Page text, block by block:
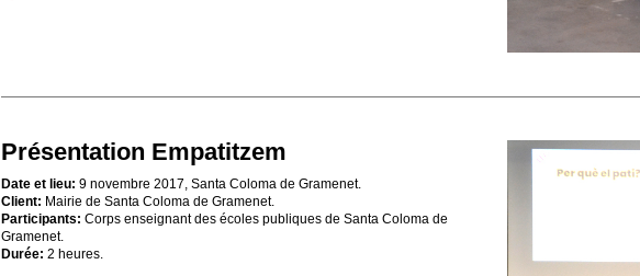
Présentation Empatitzem
Date et lieu: 9 novembre 2017, Santa Coloma de Gramenet.
Client: Mairie de Santa Coloma de Gramenet.
Participants: Corps enseignant des écoles publiques de Santa Coloma de
Gramenet.
Durée: 2 heures.